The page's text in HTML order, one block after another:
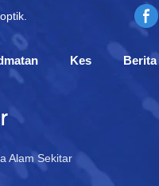
Kes Berita
Alam Sekitar